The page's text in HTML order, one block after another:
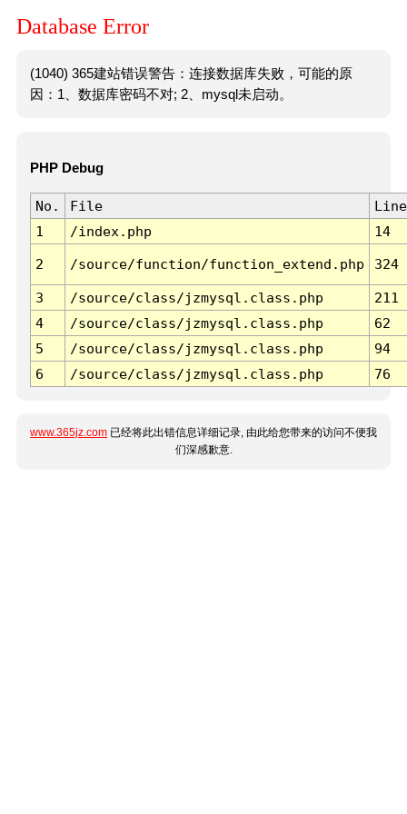
Database Error
(1040) 365建站错误警告：连接数据库失败，可能的原
因：1、数据库密码不对; 2、mysql未启动。
PHP Debug
No. File
Line
1
/index.php 14
2 /source/function/function_extend.php 324
3 /source/class/jzmysql.class.php
211
4
/source/class/jzmysql.class.php
62
5
/source/class/jzmysql.class.php
94
6
/source/class/jzmysql.class.php 76
www.365jz.com 已经将此出错信息详细记录, 由此给您带来的访问不便我
们深感歉意.